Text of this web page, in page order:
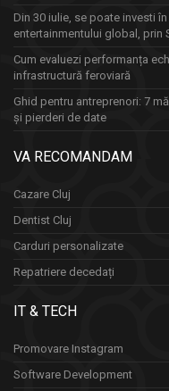
Din 30 iulie, se poate investi
entertainmentului global, prin
Cum evaluezi performanța
infrastructură feroviară
Ghid pentru antreprenori: 7
și pierderi de date
VA RECOMANDAM
Cazare Cluj
Dentist Cluj
Carduri personalizate
Repatriere decedați
IT & TECH
Promovare Instagram
Software Development